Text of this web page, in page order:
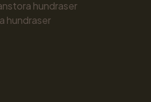
hundraser
hundraser